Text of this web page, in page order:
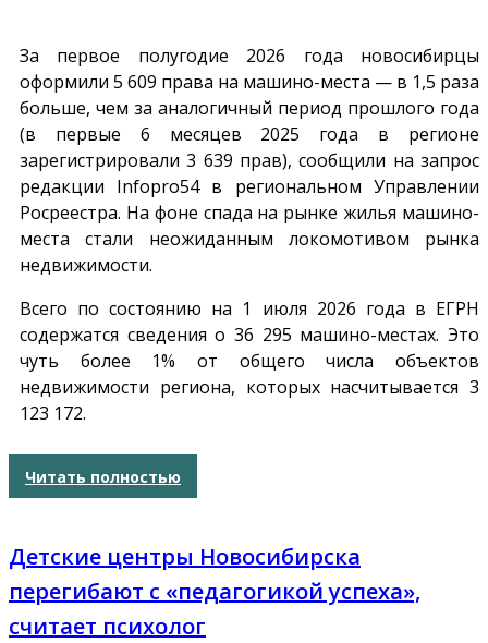
За первое полугодие 2026 года новосибирцы
оформили 5 609 права на машино-места — в 1,5 раза
больше, чем за аналогичный период прошлого года
(в первые 6 месяцев 2025 года в регионе
зарегистрировали 3 639 прав), сообщили на запрос
редакции Infopro54в региональном Управлении
Росреестра. На фоне спада на рынке жилья машино-
места стали неожиданным локомотивом рынка
недвижимости.
Всего по состоянию на 1 июля 2026 года в ЕГРН
содержатся сведения о 36 295 машино-местах. Это
чуть более 1% от общего числа объектов
недвижимости региона, которых насчитывается 3
123 172.
Читать полностью
Детские центры Новосибирска
перегибают с «педагогикой успеха»,
считает психолог